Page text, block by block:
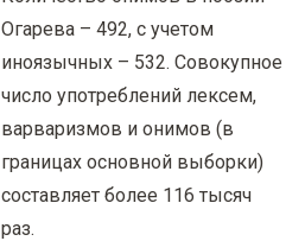
Огарева – 492, с учетом
иноязычных – 532. Совокупное
число употреблений лексем,
варваризмов и онимов (в
границах основной выборки)
составляет более 116 тысяч
раз.